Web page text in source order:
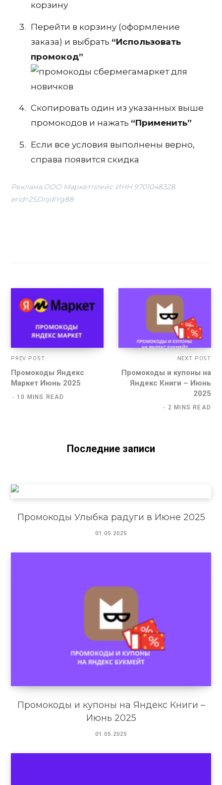
корзину
Перейти в корзину (оформление
заказа) и выбрать “Использовать
промокод”
Скопировать один из указанных выше
промокодов и нажать “Применить”
Если все условия выполнены верно,
справа появится скидка
Реклама.ООО Маркетплейс ИНН 9701048328.
erid=2SDnjdiYg88
PREV POST
Промокоды Яндекс
Маркет Июнь 2025
10 MINS READ
NEXT POST
Промокоды и купоны на
Яндекс Книги – Июнь
2025
2 MINS READ
Последние записи
Промокоды Улыбка радуги в Июне 2025
01.05.2025
Промокоды и купоны на Яндекс Книги –
Июнь 2025
01.05.2025